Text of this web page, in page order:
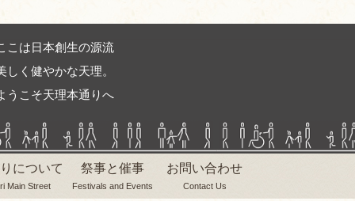
こは日本創生の源流
しく健やかな天理。
うこそ天理本通りへ
について
Main Street
祭事と催事
Festivals and Events
お問い合わせ
Contact Us